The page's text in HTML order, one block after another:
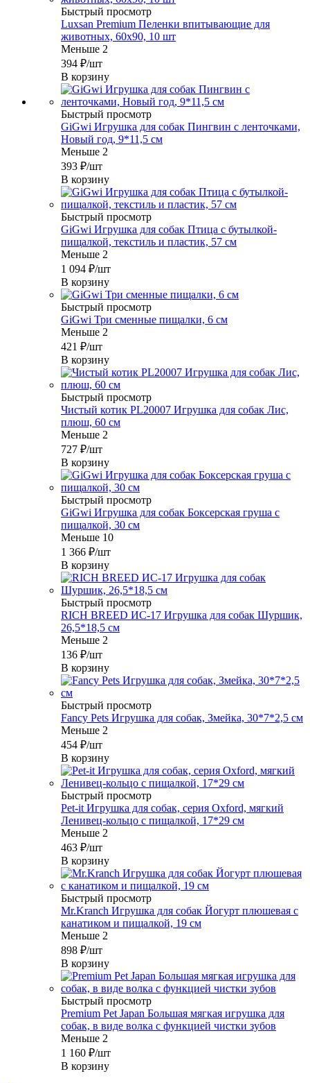
Быстрый просмотр
Luxsan Premium Пеленки впитывающие для
животных, 60х90, 10 шт
Меньше 2
394 ₽/шт
В корзину
Быстрый просмотр
GiGwi Игрушка для собак Пингвин с ленточками,
Новый год, 9*11,5 см
Меньше 2
393 ₽/шт
В корзину
Быстрый просмотр
GiGwi Игрушка для собак Птица с бутылкой-
пищалкой, текстиль и пластик, 57 см
Меньше 2
1 094 ₽/шт
В корзину
Быстрый просмотр
GiGwi Три сменные пищалки, 6 см
Меньше 2
421 ₽/шт
В корзину
Быстрый просмотр
Чистый котик PL20007 Игрушка для собак Лис,
плюш, 60 см
Меньше 2
727 ₽/шт
В корзину
Быстрый просмотр
GiGwi Игрушка для собак Боксерская груша с
пищалкой, 30 см
Меньше 10
1 366 ₽/шт
В корзину
Быстрый просмотр
RICH BREED ИС-17 Игрушка для собак Шуршик,
26,5*18,5 см
Меньше 2
136 ₽/шт
В корзину
Быстрый просмотр
Fancy Pets Игрушка для собак, Змейка, 30*7*2,5 см
Меньше 2
454 ₽/шт
В корзину
Быстрый просмотр
Pet-it Игрушка для собак, серия Oxford, мягкий
Ленивец-кольцо с пищалкой, 17*29 см
Меньше 2
463 ₽/шт
В корзину
Быстрый просмотр
Mr.Kranch Игрушка для собак Йогурт плюшевая с
канатиком и пищалкой, 19 см
Меньше 2
898 ₽/шт
В корзину
Быстрый просмотр
Premium Pet Japan Большая мягкая игрушка для
собак, в виде волка с функцией чистки зубов
Меньше 2
1 160 ₽/шт
В корзину